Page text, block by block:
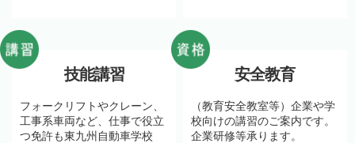
技能講習
フォークリフトやクレーン、
工事系車両など、仕事で役立
つ免許も東九州自動車学校
安全教育
（教育安全教室等）企業や学
校向けの講習のご案内です。
企業研修等承ります。